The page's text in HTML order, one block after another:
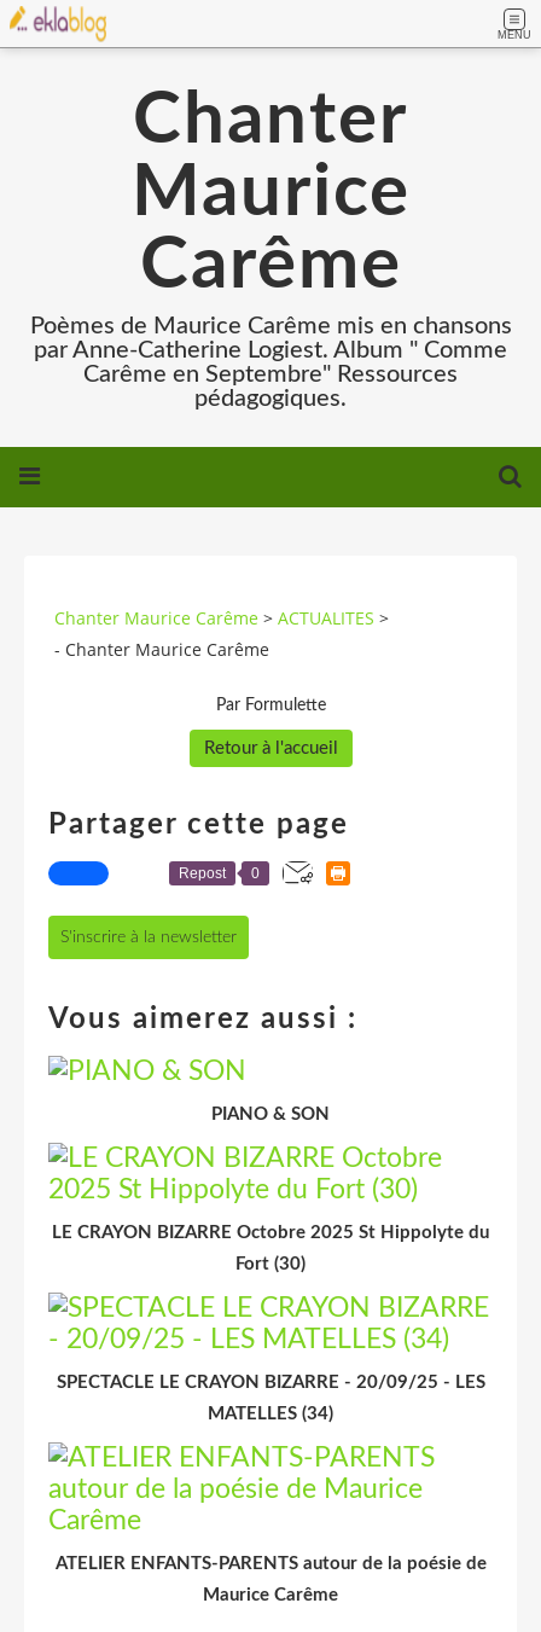
MENU
Chanter
Maurice
Carême
Poèmes de Maurice Carême mis en chansons
par Anne-Catherine Logiest. Album " Comme
Carême en Septembre" Ressources
pédagogiques.
Chanter Maurice Carême > ACTUALITES >
- Chanter Maurice Carême
Par Formulette
Retour à l'accueil
Partager cette page
Repost 0
S'inscrire à la newsletter
Vous aimerez aussi :
PIANO & SON
LE CRAYON BIZARRE Octobre 2025 St Hippolyte du
Fort (30)
SPECTACLE LE CRAYON BIZARRE - 20/09/25 - LES
MATELLES (34)
ATELIER ENFANTS-PARENTS autour de la poésie de
Maurice Carême